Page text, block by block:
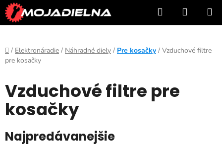
Prejsť
na
obsah
Hľadať
KOŠÍK
Domov
/ Elektronáradie / Náhradné diely / Pre kosačky / Vzduchové filtre
pre kosačky
Vzduchové filtre pre
kosačky
Najpredávanejšie